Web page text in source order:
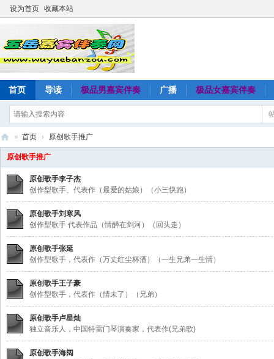
设为首页 收藏本站
首页 导读 极品男嘉宾伴奏 广播 极品女嘉宾伴奏
五
嘉
宾
伴
奏
网
～
极
品
嘉
宾
» 首页 › 原创歌手推广
原创歌手推广
原创歌手李子杰
创作型歌手、代表作（最爱的姑娘）（小三快跑）
原创歌手刘寒风
创作型歌手 代表作品（情醉在剑河）（回头走）
原创歌手张延
创作型歌手，代表作（万丈红尘杯酒）（一生兄弟一生情）
原创歌手王子豪
创作型歌手，代表作（情未了）（兄弟）
原创歌手卢星灿
独立音乐人，中国特雷门琴演奏家，代表作(兄弟歌)
原创歌手海阔